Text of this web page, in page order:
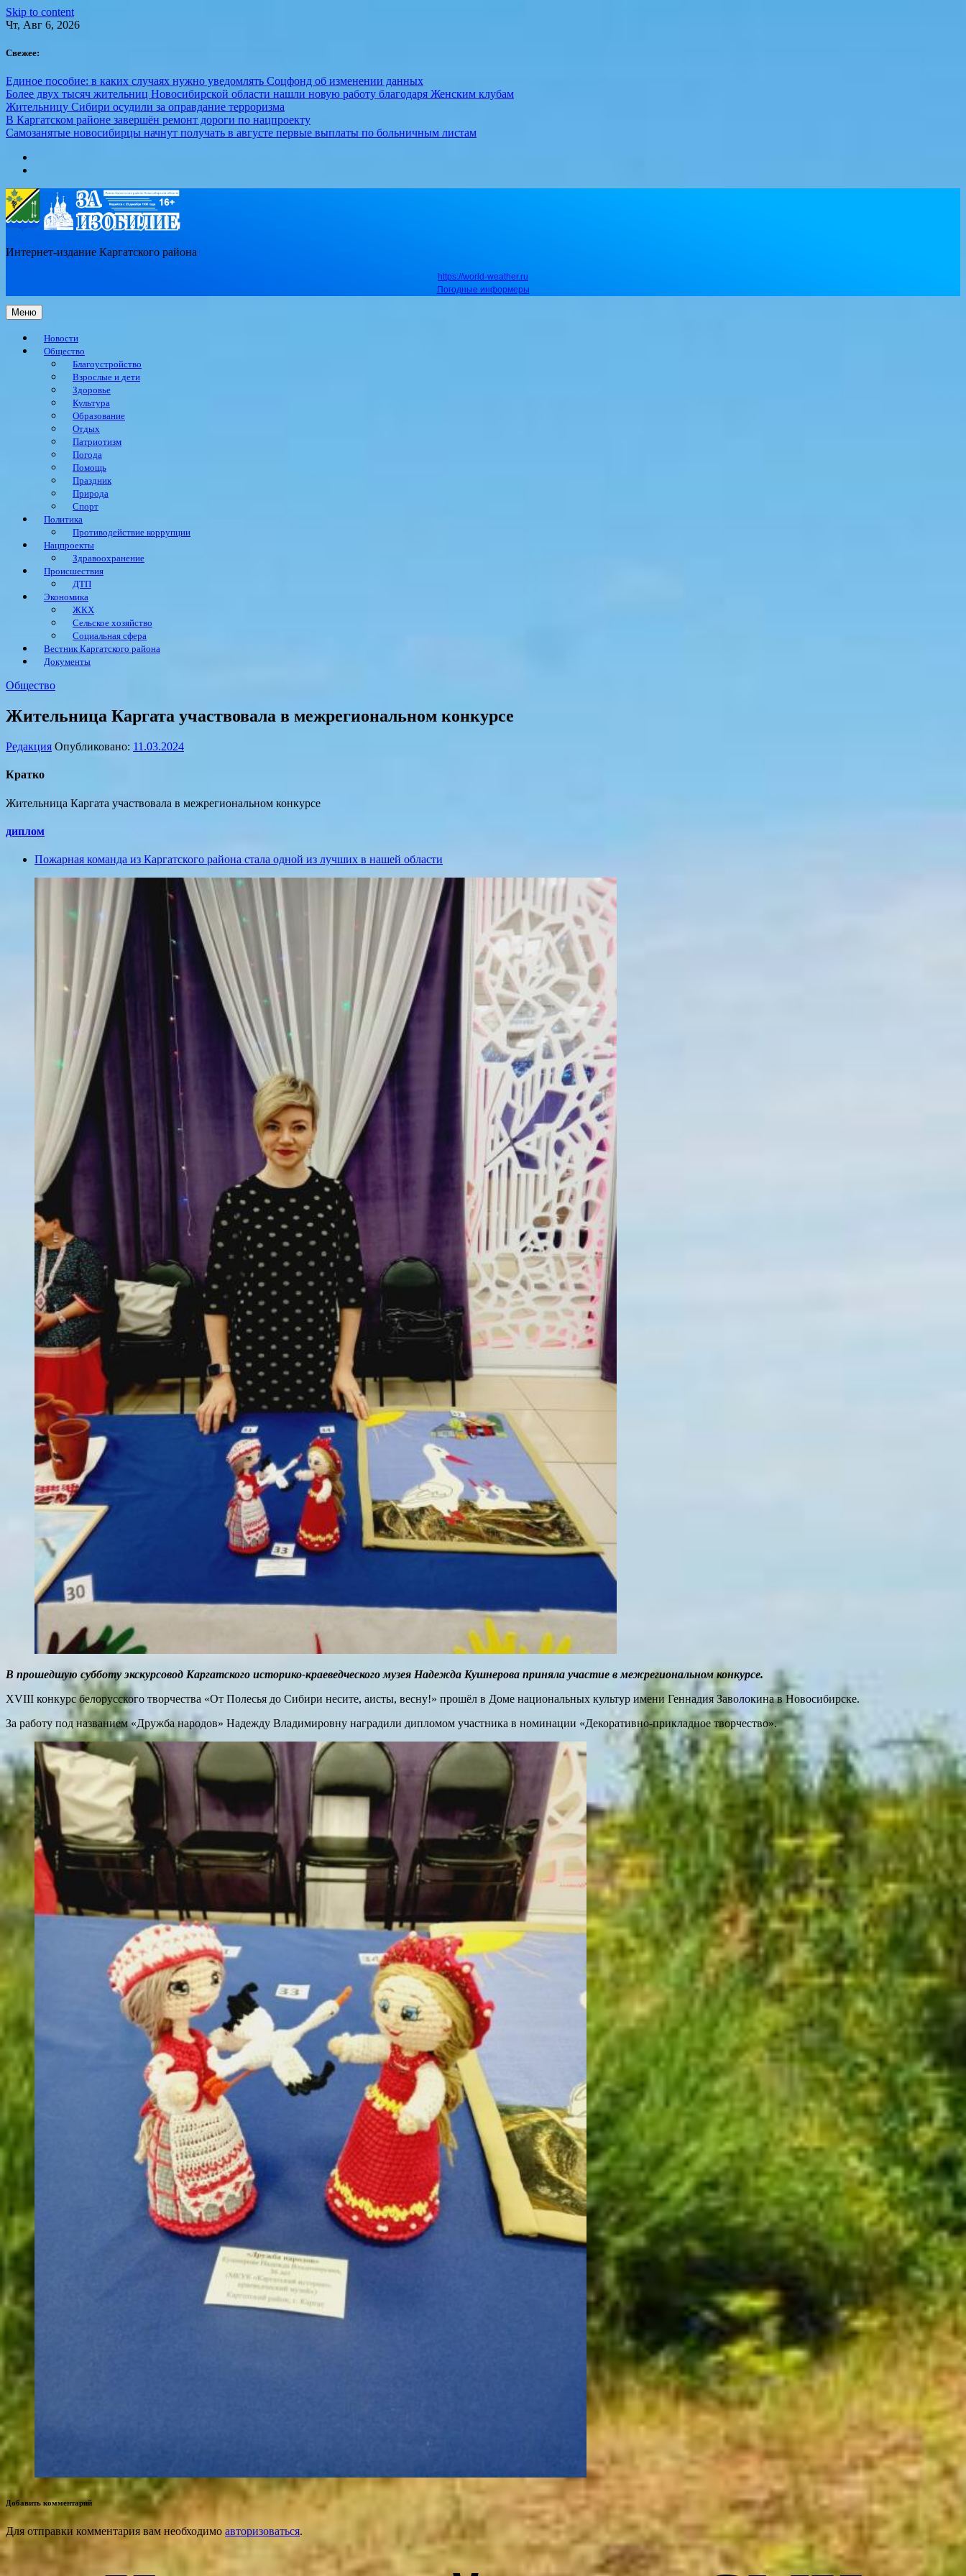
Skip to content
Чт, Авг 6, 2026
Свежее:
Единое пособие: в каких случаях нужно уведомлять Соцфонд об изменении данных
Более двух тысяч жительниц Новосибирской области нашли новую работу благодаря Женским клубам
Жительницу Сибири осудили за оправдание терроризма
В Каргатском районе завершён ремонт дороги по нацпроекту
Самозанятые новосибирцы начнут получать в августе первые выплаты по больничным листам
Интернет-издание Каргатского района
https://world-weather.ru
Погодные информеры
Меню
Новости
Общество
Благоустройство
Взрослые и дети
Здоровье
Культура
Образование
Отдых
Патриотизм
Погода
Помощь
Праздник
Природа
Спорт
Политика
Противодействие коррупции
Нацпроекты
Здравоохранение
Происшествия
ДТП
Экономика
ЖКХ
Сельское хозяйство
Социальная сфера
Вестник Каргатского района
Документы
Общество
Жительница Каргата участвовала в межрегиональном конкурсе
Редакция Опубликовано: 11.03.2024
Кратко
Жительница Каргата участвовала в межрегиональном конкурсе
диплом
Пожарная команда из Каргатского района стала одной из лучших в нашей области
В прошедшую субботу экскурсовод Каргатского историко-краеведческого музея Надежда Кушнерова приняла участие в межрегиональном конкурсе.
XVIII конкурс белорусского творчества «От Полесья до Сибири несите, аисты, весну!» прошёл в Доме национальных культур имени Геннадия Заволокина в Новосибирске.
За работу под названием «Дружба народов» Надежду Владимировну наградили дипломом участника в номинации «Декоративно-прикладное творчество».
Добавить комментарий
Для отправки комментария вам необходимо авторизоваться.